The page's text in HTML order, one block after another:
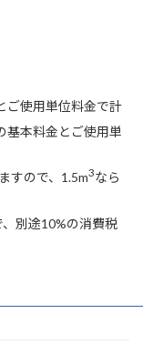
ご使用単位料金で計
基本料金とご使用単
すので、1.5m3なら
別途10%の消費税